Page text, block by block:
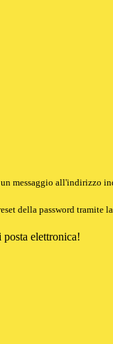
messaggio all'indirizzo
della password tramite la
elettronica!